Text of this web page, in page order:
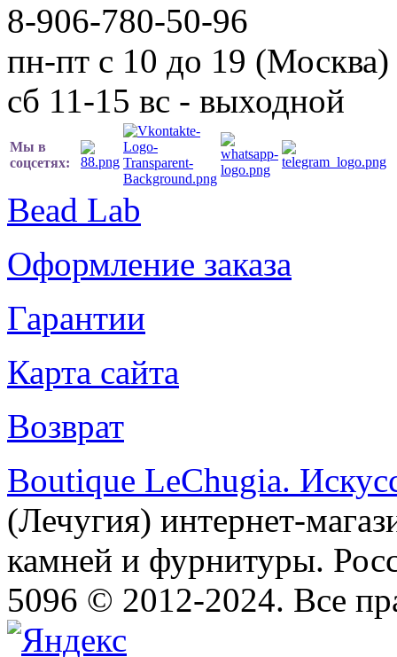
8-906-780-50-96
пн-пт с 10 до 19 (Москва)
сб 11-15 вс - выходной
Мы в
соцсетях:
Bead Lab
Оформление заказа
Гарантии
Карта сайта
Возврат
Boutique LeChugia.
(Лечугия) интернет-
камней и фурнитуры.
5096 © 2012-2024. Все